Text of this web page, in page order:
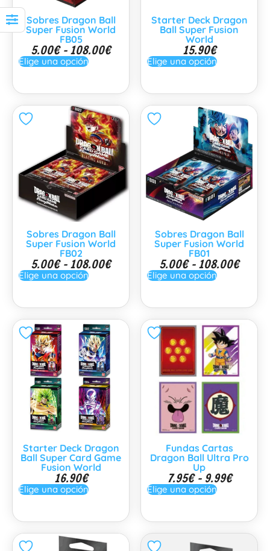
Sobres Dragon Ball
Super Fusion World
FB05
5.00€ - 108.00€
Elige una opción
Starter Deck Dragon
Ball Super Fusion
World
15.90€
Elige una opción
Sobres Dragon Ball
Super Fusion World
FB02
5.00€ - 108.00€
Elige una opción
Sobres Dragon Ball
Super Fusion World
FB01
5.00€ - 108.00€
Elige una opción
Starter Deck Dragon
Ball Super Card Game
Fusion World
16.90€
Elige una opción
Fundas Cartas
Dragon Ball Ultra Pro
Up
7.95€ - 9.99€
Elige una opción